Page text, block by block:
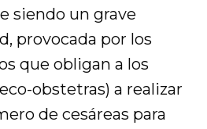
siendo un grave
provocada por los
que obligan a los
obstetras) a realizar
de cesáreas para